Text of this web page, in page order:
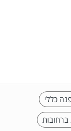
כללי
ברחובות